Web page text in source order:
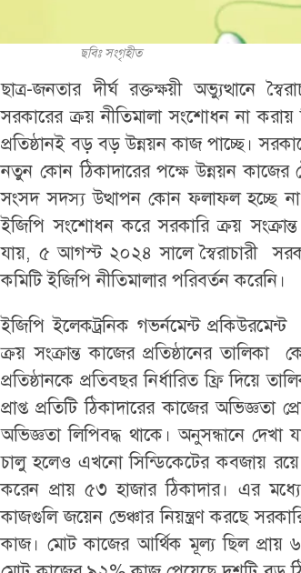
ছবিঃ সংগৃহীত
ছাত্র-জনতার দীর্ঘ রক্তক্ষয়ী অভ্যুত্থানে
সরকারের ক্রয় নীতিমালা সংশোধন না করায়
প্রতিষ্ঠানই বড় বড় উন্নয়ন কাজ পাচ্ছে।
নতুন কোন ঠিকাদারের পক্ষে উন্নয়ন কাজের
সংসদ সদস্য উত্থাপন কোন ফলাফল হচ্ছে
ইজিপি সংশোধন করে সরকারি ক্রয়
যায়, ৫ আগস্ট ২০২৪ সালে স্বৈরাচারী
কমিটি ইজিপি নীতিমালার পরিবর্তন করেনি।
ইজিপি ইলেকট্রনিক গভর্নমেন্ট
ক্রয় সংক্রান্ত কাজের প্রতিষ্ঠানের তালিকা
প্রতিষ্ঠানকে প্রতিবছর নির্ধারিত ফ্রি দিয়ে
প্রাপ্ত প্রতিটি ঠিকাদারের কাজের অভিজ্ঞতা
অভিজ্ঞতা লিপিবদ্ধ থাকে। অনুসন্ধানে
চালু হলেও এখনো সিন্ডিকেটের কবজায় রয়ে
করেন প্রায় ৫৩ হাজার ঠিকাদার। এর
কাজগুলি জয়েন ভেঞ্চার নিয়ন্ত্রণ করছে
কাজ। মোট কাজের আর্থিক মূল্য ছিল প্রায় ৬